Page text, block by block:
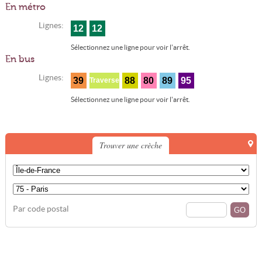
En métro
Lignes: 12 12
Sélectionnez une ligne pour voir l'arrêt.
En bus
Lignes: 39 Traverse 88 80 89 95
Sélectionnez une ligne pour voir l'arrêt.
Trouver une crèche
Par code postal